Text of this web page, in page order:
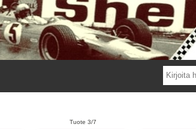
Tuote 3/7